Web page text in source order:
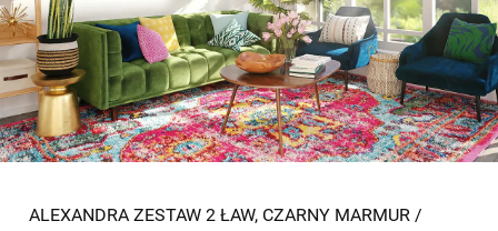
ALEXANDRA ZESTAW 2 ŁAW, CZARNY MARMUR /